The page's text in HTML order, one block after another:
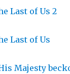
Last of Us 2
Last of Us
Majesty